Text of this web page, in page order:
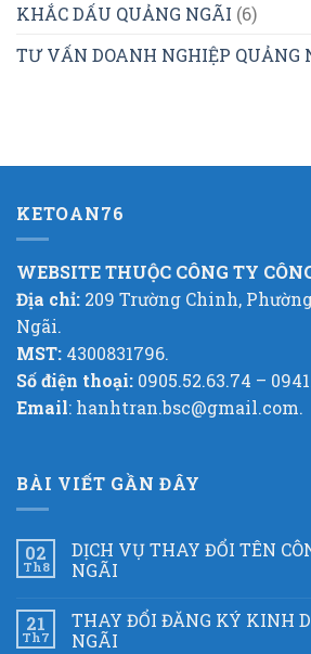
KHẮC DẤU QUẢNG NGÃI (6)
TƯ VẤN DOANH NGHIỆP QUẢNG
KETOAN76
WEBSITE THUỘC CÔNG TY
Địa chỉ: 209 Trường Chinh,
Ngãi.
MST: 4300831796.
Số điện thoại: 0905.52.63.74 –
Email: hanhtran.bsc@gmail.com.
BÀI VIẾT GẦN ĐÂY
02
Th8
DỊCH VỤ THAY ĐỔI TÊN
NGÃI
21
Th7
THAY ĐỔI ĐĂNG KÝ KINH
NGÃI